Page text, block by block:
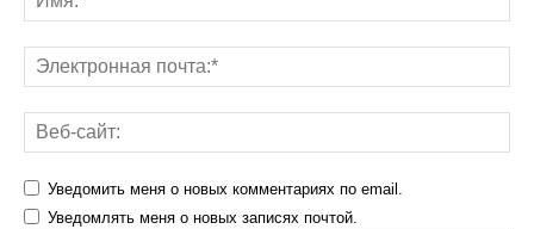
Уведомить меня о новых комментариях по email.
Уведомлять меня о новых записях почтой.